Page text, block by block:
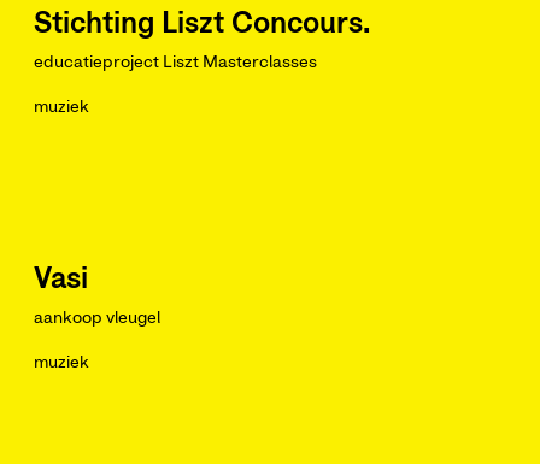
Stichting Liszt Concours.
educatieproject Liszt Masterclasses
muziek
Vasi
aankoop vleugel
muziek